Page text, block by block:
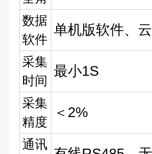
数据
软件
单机版软件、
采集
时间
最小1S
采集
精度
＜2%
通讯